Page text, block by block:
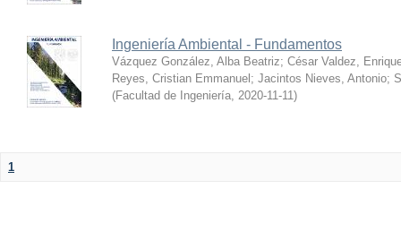
Ingeniería Ambiental - Fundamentos
Vázquez González, Alba Beatriz; César Valdez,
Reyes, Cristian Emmanuel ; Jacintos Nieves, Antonio;
(Facultad de Ingeniería, 2020-11-11)
1